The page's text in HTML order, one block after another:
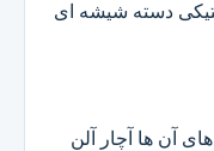
دسته شیشه ای
آن ها آچار آلن